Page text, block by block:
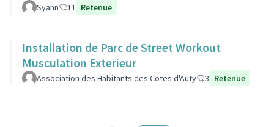
Syann 11 Retenue
Installation de Parc de Street Workout
Musculation Exterieur
Association des Habitants des Cotes d'Auty 3 Retenue